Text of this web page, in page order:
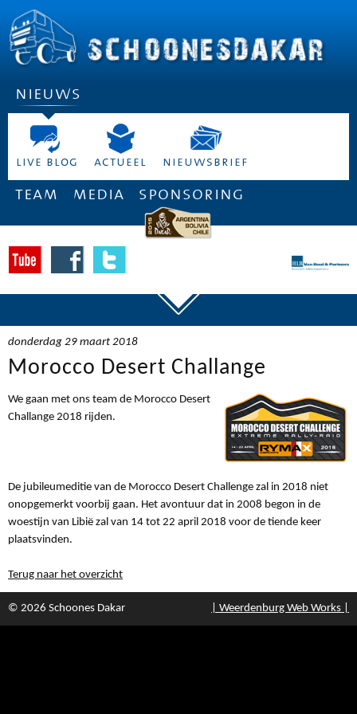
nieuws
live blog actueel nieuwsbrief
team media sponsoring
donderdag 29 maart 2018
Morocco Desert Challange
We gaan met ons team de Morocco Desert
Challange 2018 rijden.
De jubileumeditie van de Morocco Desert Challenge zal in 2018 niet
onopgemerkt voorbij gaan. Het avontuur dat in 2008 begon in de
woestijn van Libië zal van 14 tot 22 april 2018 voor de tiende keer
plaatsvinden.
Terug naar het overzicht
© 2026 Schoones Dakar | Weerdenburg Web Works |